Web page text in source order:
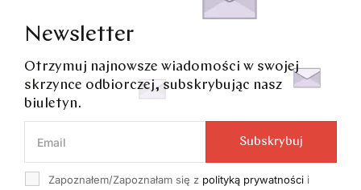
Newsletter
Otrzymuj najnowsze wiadomości w swojej
skrzynce odbiorczej, subskrybując nasz
biuletyn.
Zapoznałem/Zapoznałam się z polityką prywatności i
Subskrybuj